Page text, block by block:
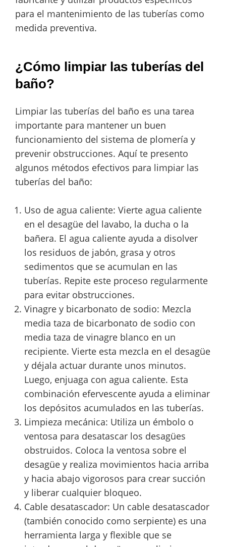
para el mantenimiento de las tuberías como
medida preventiva.
¿Cómo limpiar las tuberías del
baño?
Limpiar las tuberías del baño es una tarea
importante para mantener un buen
funcionamiento del sistema de plomería y
prevenir obstrucciones. Aquí te presento
algunos métodos efectivos para limpiar las
tuberías del baño:
Uso de agua caliente: Vierte agua caliente
en el desagüe del lavabo, la ducha o la
bañera. El agua caliente ayuda a disolver
los residuos de jabón, grasa y otros
sedimentos que se acumulan en las
tuberías. Repite este proceso regularmente
para evitar obstrucciones.
Vinagre y bicarbonato de sodio: Mezcla
media taza de bicarbonato de sodio con
media taza de vinagre blanco en un
recipiente. Vierte esta mezcla en el desagüe
y déjala actuar durante unos minutos.
Luego, enjuaga con agua caliente. Esta
combinación efervescente ayuda a eliminar
los depósitos acumulados en las tuberías.
Limpieza mecánica: Utiliza un émbolo o
ventosa para desatascar los desagües
obstruidos. Coloca la ventosa sobre el
desagüe y realiza movimientos hacia arriba
y hacia abajo vigorosos para crear succión
y liberar cualquier bloqueo.
Cable desatascador: Un cable desatascador
(también conocido como serpiente) es una
herramienta larga y flexible que se